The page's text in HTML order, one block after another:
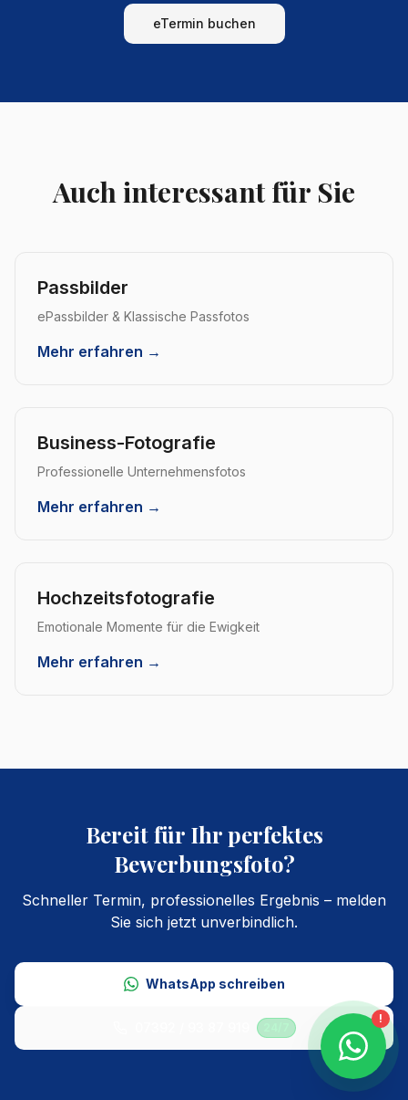
eTermin buchen
Auch interessant für Sie
Passbilder
ePassbilder & Klassische Passfotos
Mehr erfahren →
Business-Fotografie
Professionelle Unternehmensfotos
Mehr erfahren →
Hochzeitsfotografie
Emotionale Momente für die Ewigkeit
Mehr erfahren →
Bereit für Ihr perfektes
Bewerbungsfoto?
Schneller Termin, professionelles Ergebnis – melden
Sie sich jetzt unverbindlich.
WhatsApp schreiben
!